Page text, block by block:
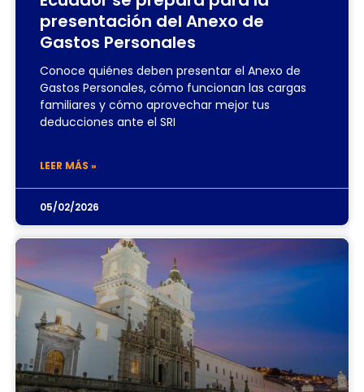
presentación del Anexo de
Gastos Personales
Conoce quiénes deben presentar el Anexo de
Gastos Personales, cómo funcionan las cargas
familiares y cómo aprovechar mejor tus
deducciones ante el SRI
LEER MÁS »
05/02/2026